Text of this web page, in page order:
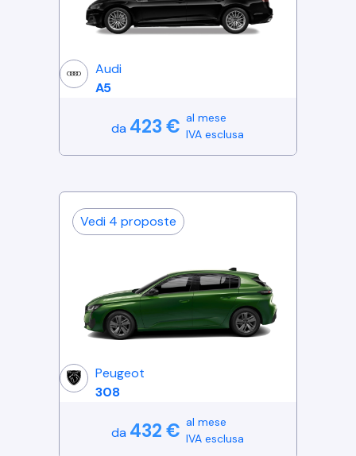
Audi
A5
da 423 € al mese
IVA esclusa
Vedi 4 proposte
Peugeot
308
da 432 € al mese
IVA esclusa